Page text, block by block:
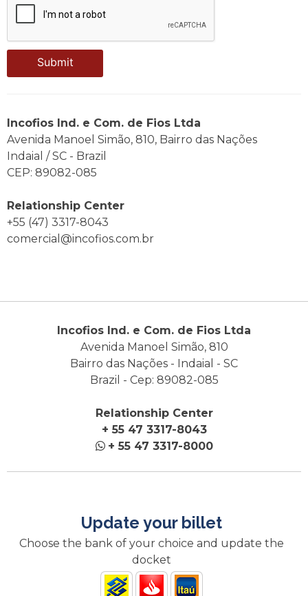
Incofios Ind. e Com. de Fios Ltda
Avenida Manoel Simão, 810, Bairro das Nações
Indaial / SC - Brazil
CEP: 89082-085
Relationship Center
+55 (47) 3317-8043
comercial@incofios.com.br
Incofios Ind. e Com. de Fios Ltda
Avenida Manoel Simão, 810
Bairro das Nações - Indaial - SC
Brazil - Cep: 89082-085
Relationship Center
+ 55 47 3317-8043
+ 55 47 3317-8000
Update your billet
Choose the bank of your choice and update the
docket